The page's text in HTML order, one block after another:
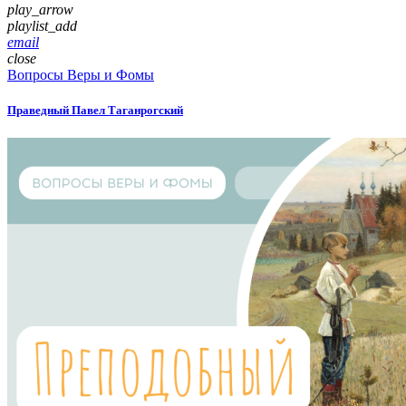
play_arrow
playlist_add
email
close
Вопросы Веры и Фомы
Праведный Павел Таганрогский